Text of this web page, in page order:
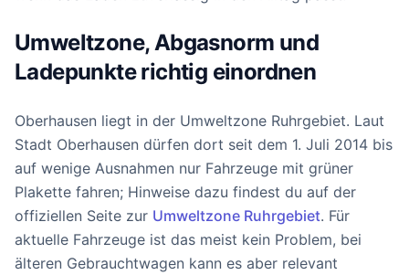
Umweltzone, Abgasnorm und
Ladepunkte richtig einordnen
Oberhausen liegt in der Umweltzone Ruhrgebiet. Laut
Stadt Oberhausen dürfen dort seit dem 1. Juli 2014 bis
auf wenige Ausnahmen nur Fahrzeuge mit grüner
Plakette fahren; Hinweise dazu findest du auf der
offiziellen Seite zur Umweltzone Ruhrgebiet. Für
aktuelle Fahrzeuge ist das meist kein Problem, bei
älteren Gebrauchtwagen kann es aber relevant